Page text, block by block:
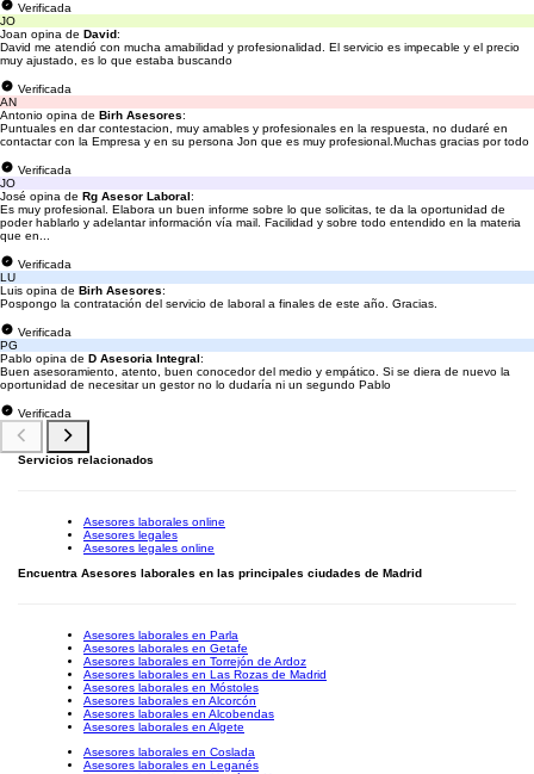
Verificada
JO
Joan opina de David:
David me atendió con mucha amabilidad y profesionalidad. El servicio es impecable y el precio
muy ajustado, es lo que estaba buscando
Verificada
AN
Antonio opina de Birh Asesores:
Puntuales en dar contestacion, muy amables y profesionales en la respuesta, no dudaré en
contactar con la Empresa y en su persona Jon que es muy profesional.Muchas gracias por todo
Verificada
JO
José opina de Rg Asesor Laboral:
Es muy profesional. Elabora un buen informe sobre lo que solicitas, te da la oportunidad de
poder hablarlo y adelantar información vía mail. Facilidad y sobre todo entendido en la materia
que en...
Verificada
LU
Luis opina de Birh Asesores:
Pospongo la contratación del servicio de laboral a finales de este año. Gracias.
Verificada
PG
Pablo opina de D Asesoria Integral:
Buen asesoramiento, atento, buen conocedor del medio y empático. Si se diera de nuevo la
oportunidad de necesitar un gestor no lo dudaría ni un segundo Pablo
Verificada
Servicios relacionados
Asesores laborales online
Asesores legales
Asesores legales online
Encuentra Asesores laborales en las principales ciudades de Madrid
Asesores laborales en Parla
Asesores laborales en Getafe
Asesores laborales en Torrejón de Ardoz
Asesores laborales en Las Rozas de Madrid
Asesores laborales en Móstoles
Asesores laborales en Alcorcón
Asesores laborales en Alcobendas
Asesores laborales en Algete
Asesores laborales en Coslada
Asesores laborales en Leganés